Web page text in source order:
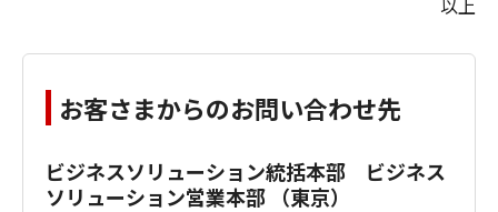
以上
お客さまからのお問い合わせ先
ビジネスソリューション統括本部 ビジネス
ソリューション営業本部 （東京）